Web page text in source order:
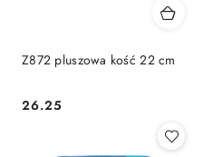
Z872 pluszowa kość 22 cm
Cena:
26.25